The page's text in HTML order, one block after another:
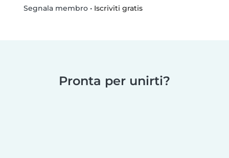
Segnala membro• Iscriviti gratis
Pronta per unirti?